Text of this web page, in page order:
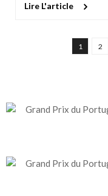
Lire L'article
n
i
o
1 2